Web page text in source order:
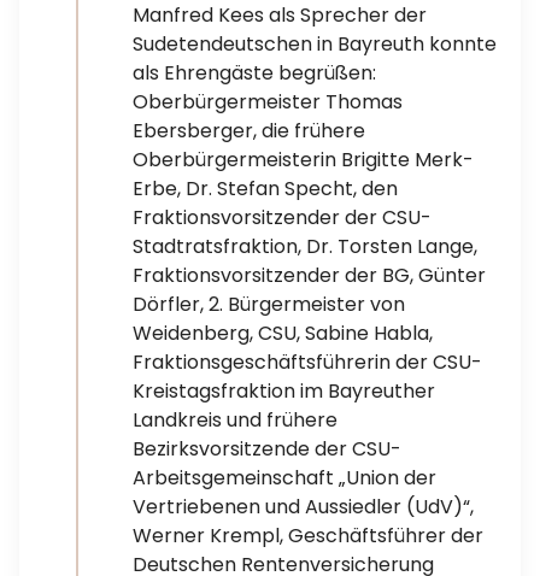
Manfred Kees als Sprecher der
Sudetendeutschen in Bayreuth konnte
als Ehrengäste begrüßen:
Oberbürgermeister Thomas
Ebersberger, die frühere
Oberbürgermeisterin Brigitte Merk-
Erbe, Dr. Stefan Specht, den
Fraktionsvorsitzender der CSU-
Stadtratsfraktion, Dr. Torsten Lange,
Fraktionsvorsitzender der BG, Günter
Dörfler, 2. Bürgermeister von
Weidenberg, CSU, Sabine Habla,
Fraktionsgeschäftsführerin der CSU-
Kreistagsfraktion im Bayreuther
Landkreis und frühere
Bezirksvorsitzende der CSU-
Arbeitsgemeinschaft „Union der
Vertriebenen und Aussiedler (UdV)“,
Werner Krempl, Geschäftsführer der
Deutschen Rentenversicherung